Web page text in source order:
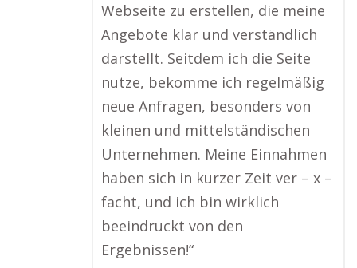
Webseite zu erstellen, die meine
Angebote klar und verständlich
darstellt. Seitdem ich die Seite
nutze, bekomme ich regelmäßig
neue Anfragen, besonders von
kleinen und mittelständischen
Unternehmen. Meine Einnahmen
haben sich in kurzer Zeit ver – x –
facht, und ich bin wirklich
beeindruckt von den
Ergebnissen!“